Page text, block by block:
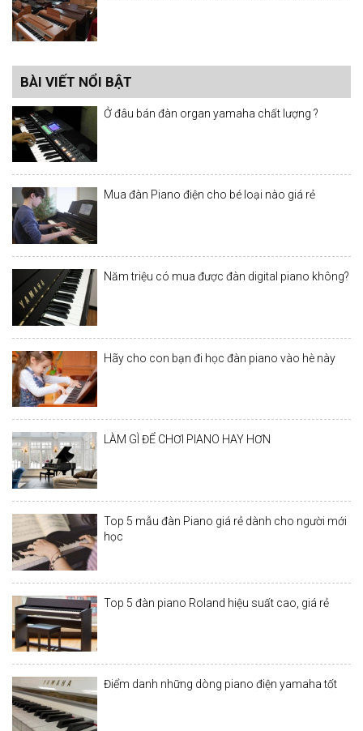
BÀI VIẾT NỔI BẬT
Ở đâu bán đàn organ yamaha chất lượng ?
Mua đàn Piano điện cho bé loại nào giá rẻ
Năm triệu có mua được đàn digital piano không?
Hãy cho con bạn đi học đàn piano vào hè này
LÀM GÌ ĐỂ CHƠI PIANO HAY HƠN
Top 5 mẫu đàn Piano giá rẻ dành cho người mới
học
Top 5 đàn piano Roland hiệu suất cao, giá rẻ
Điểm danh những dòng piano điện yamaha tốt